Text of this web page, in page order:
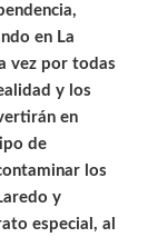
en La
vez por todas
y los
en
de
los
y
especial, al